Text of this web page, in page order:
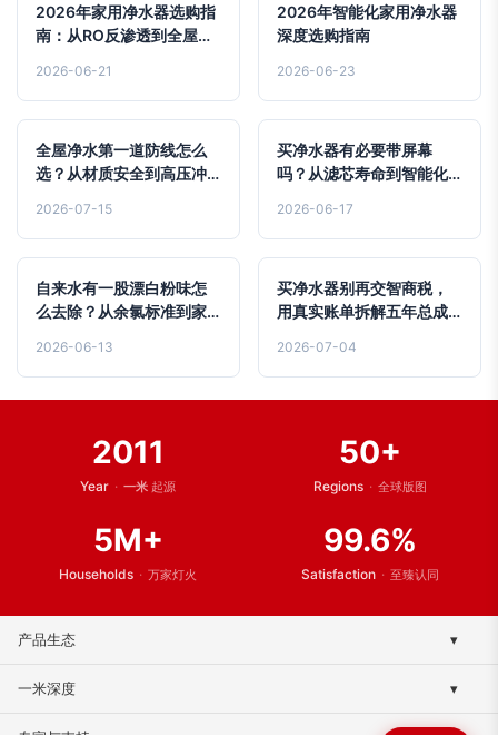
2026年家用净水器选购指
南：从RO反渗透到全屋小
2026-06-21
2026年智能化家用净水器
深度选购指南
2026-06-23
全屋净水第一道防线怎么
选？从材质安全到高压冲
2026-07-15
买净水器有必要带屏幕
吗？从滤芯寿命到智能化
2026-06-17
自来水有一股漂白粉味怎
么去除？从余氯标准到家
2026-06-13
买净水器别再交智商税，
用真实账单拆解五年总成
2026-07-04
2011
Year · 一米 起源
50+
Regions · 全球版图
5M+
Households · 万家灯火
99.6%
Satisfaction · 至臻认同
产品生态 ▾
一米深度 ▾